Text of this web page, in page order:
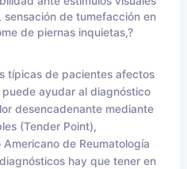
de tumefacción en
de piernas inquietas,?
típicas de pacientes afectos
ayudar al diagnóstico
desencadenante mediante
(Tender Point),
Americano de Reumatología
hay que tener en